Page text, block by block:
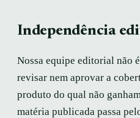
Independência
Nossa equipe editorial não
revisar nem aprovar a
produto do qual não
matéria publicada passa